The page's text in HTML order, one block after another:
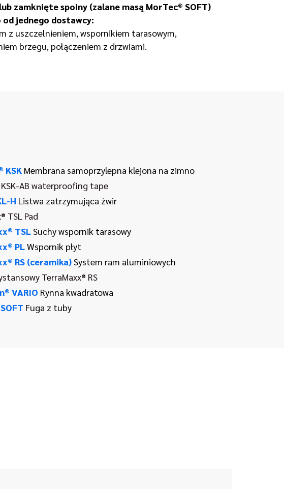
zamknięte spoiny (zalane masą MorTec® SOFT)
od jednego dostawcy:
z uszczelnieniem, wspornikiem tarasowym,
brzegu, połączeniem z drzwiami.
KSK Membrana samoprzylepna klejona na zimno
AB waterproofing tape
H Listwa zatrzymująca żwir
TSL Pad
TSLSuchy wspornik tarasowy
PLWspornik płyt
RS (ceramika)System ram aluminiowych
TerraMaxx® RS
VARIO Rynna kwadratowa
Fuga z tuby